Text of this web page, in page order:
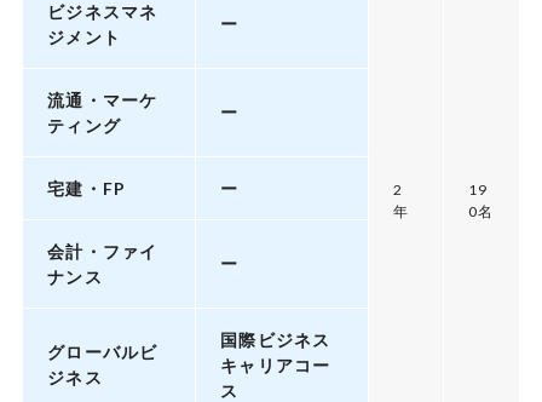
ビジネスマネ
ジメント
ー
2
年
19
0名
流通・マーケ
ティング
ー
宅建・FP ー
会計・ファイ
ナンス
ー
グローバルビ
ジネス
国際ビジネス
キャリアコー
ス